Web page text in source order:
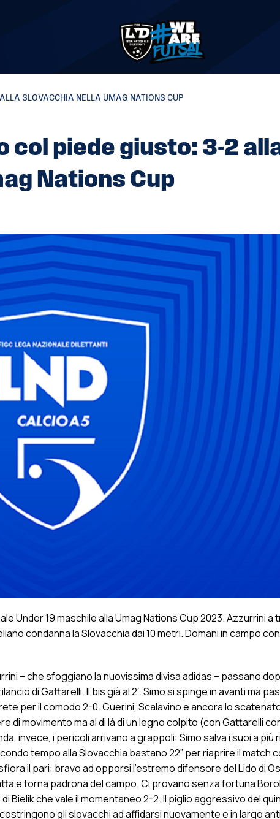
SLOVACCHIA NELLA UMAG NATIONS CUP
col piede giusto: 3-2
Nations Cup
Under 19 maschile alla Umag Nations Cup 2023. Azzurrini a
condanna la Slovacchia dai 10 metri. Domani in campo con
– che sfoggiano la nuovissima divisa adidas – passano
di Gattarelli. Il bis già al 2′. Simo si spinge in avanti ma
per il comodo 2-0. Guerini, Scalavino e ancora lo
di movimento ma al di là di un legno colpito (con Gattarelli
invece, i pericoli arrivano a grappoli: Simo salva i suoi a più
tempo alla Slovacchia bastano 22” per riaprire il match
il pari: bravo ad opporsi l’estremo difensore del Lido di
e torna padrona del campo. Ci provano senza fortuna
Bielik che vale il momentaneo 2-2. Il piglio aggressivo del
gli slovacchi ad affidarsi nuovamente e in largo